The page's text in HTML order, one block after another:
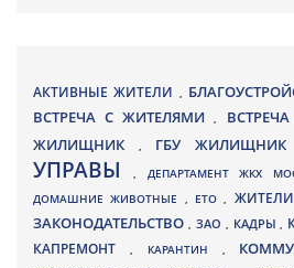
АКТИВНЫЕ ЖИТЕЛИ ,
ВСТРЕЧА С ЖИТЕЛЯМИ,
ЖИЛИЩНИК
, ГБУ
УПРАВЫ, ДЕПАРТАМЕНТ ЖКХ
ДОМАШНИЕ ЖИВОТНЫЕ , ЕТО,
ЗАКОНОДАТЕЛЬСТВО , ЗАО , КАДРЫ,
КАПРЕМОНТ , КАРАНТИН ,